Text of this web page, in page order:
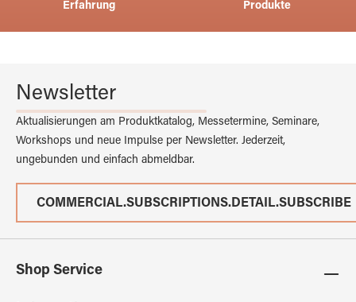
Erfahrung
Produkte
Newsletter
Aktualisierungen am Produktkatalog, Messetermine, Seminare,
Workshops und neue Impulse per Newsletter. Jederzeit,
ungebunden und einfach abmeldbar.
COMMERCIAL.SUBSCRIPTIONS.DETAIL.SUBSCRIBE
Shop Service